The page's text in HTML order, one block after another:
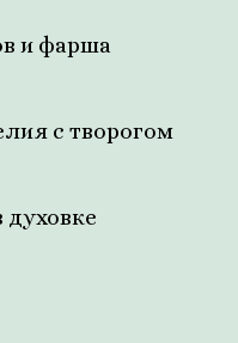
и фарша
с творогом